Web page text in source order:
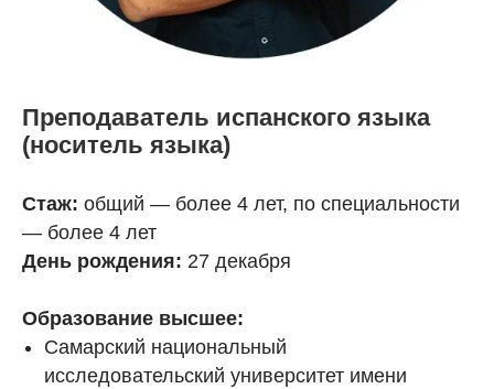
Преподаватель испанского языка
(носитель языка)
Стаж: общий — более 4 лет, по специальности
— более 4 лет
День рождения: 27 декабря
Образование высшее:
Самарский национальный
исследовательский университет имени